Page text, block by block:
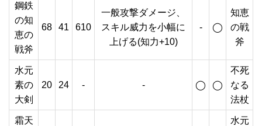
鋼鉄
の知
恵の
戦斧
68 41 610
一般攻撃ダメージ、
スキル威力を小幅に
上げる(知力+10)
- ◯
知恵
の戦
斧
水元
素の
大剣
20 24 - - ◯ ◯
不死
なる
法杖
霜天
水元